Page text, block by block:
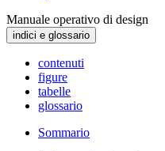
Manuale operativo di design
indici e glossario
contenuti
figure
tabelle
glossario
Sommario